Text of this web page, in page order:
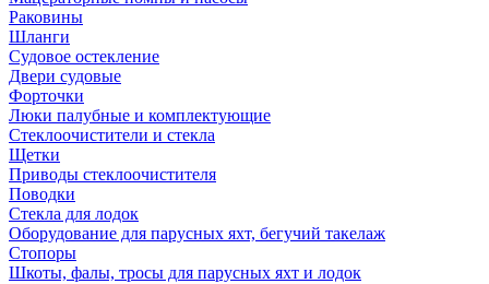
Раковины
Шланги
Судовое остекление
Двери судовые
Форточки
Люки палубные и комплектующие
Стеклоочистители и стекла
Щетки
Приводы стеклоочистителя
Поводки
Стекла для лодок
Оборудование для парусных яхт, бегучий такелаж
Стопоры
Шкоты, фалы, тросы для парусных яхт и лодок